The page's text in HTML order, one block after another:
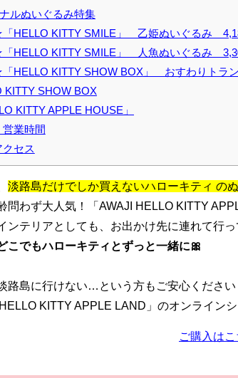
ルぬいぐるみ特集
HELLO KITTY SMILE」 乙姫ぬいぐるみ
HELLO KITTY SMILE」 人魚ぬいぐるみ
HELLO KITTY SHOW BOX」 おすわりトラ
KITTY SHOW BOX
KITTY APPLE HOUSE」
業時間
セス
淡路島だけでしか買えないハローキティ の
問わず大人気！「AWAJI HELLO KITTY
ンテリアとしても、お出かけ先に連れて行
こでもハローキティとずっと一緒に🎀
路島に行けない…という方もご安心ください
HELLO KITTY APPLE LAND」のオンライン
ご購入は